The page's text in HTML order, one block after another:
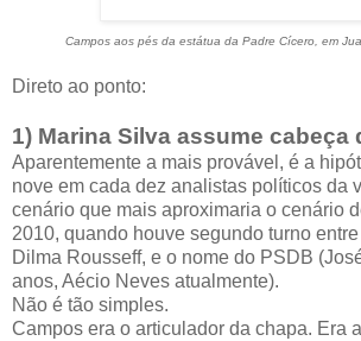
Campos aos pés da estátua da Padre Cícero, em
Direto ao ponto:
1) Marina Silva assume cabeça
Aparentemente a mais provável, é a
nove em cada dez analistas políticos da
cenário que mais aproximaria o cenário
2010, quando houve segundo turno
Dilma Rousseff, e o nome do PSDB
anos, Aécio Neves atualmente).
Não é tão simples.
Campos era o articulador da chapa. Era